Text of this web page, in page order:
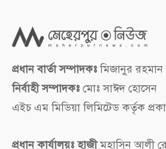
প্রধান বার্তা সম্পাদকঃমিজানুর রহমান
নির্বাহী সম্পাদকঃ মোঃ সাঈদ হোসেন
এইচ এম মিডিয়া লিমিটেড কর্তৃক
প্রধান কার্যালয়ঃ হাজীমহাসিন আলী